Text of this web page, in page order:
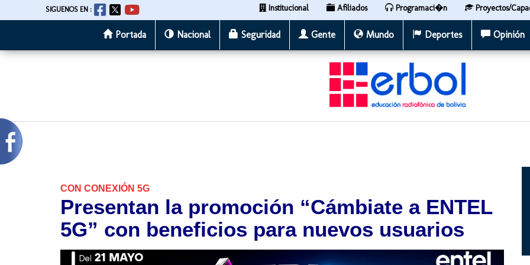
al
SIGUENOS EN : Institucional Afiliados Programaci�n Proyectos/
Portada Nacional Seguridad Gente Mundo Deportes Opinión
CON CONEXIÓN 5G
Presentan la promoción “Cámbiate a ENTEL
5G” con beneficios para nuevos usuarios